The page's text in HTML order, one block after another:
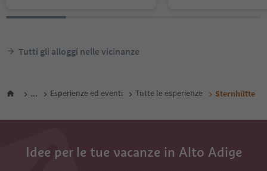
Tutti gli alloggi nelle vicinanze
... Esperienze ed eventi Tutte le esperienze Sternhütte
Idee per le tue vacanze in Alto Adige